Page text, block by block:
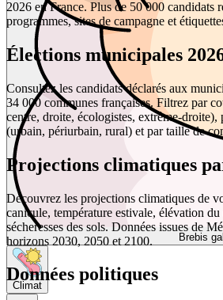
Brebis
Climat
2026 en France. Plus de 50 000 candidats
programmes, sites de campagne et
Élections municipales
Consultez les candidats déclarés aux
34 000 communes françaises. Filtrez par
centre, droite, écologistes, extrême-
(urbain, périurbain, rural) et par taille de
Projections climatiques
Découvrez les projections climatiques de
canicule, température estivale, élévation
sécheresses des sols. Données issues de
horizons 2030, 2050 et 2100.
Données politiques